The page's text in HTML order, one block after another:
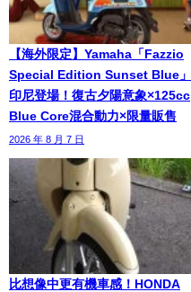
【海外限定】Yamaha「Fazzio
Special Edition Sunset Blue」
印尼登場！復古夕陽意象×125cc
Blue Core混合動力×限量販售
2026 年 8 月 7 日
比想像中更有機車感！HONDA